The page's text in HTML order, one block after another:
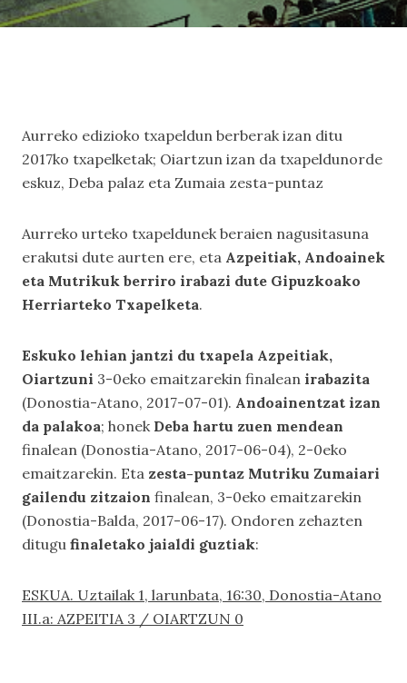
Aurreko edizioko txapeldun berberak izan ditu
2017ko txapelketak; Oiartzun izan da txapeldunorde
eskuz, Deba palaz eta Zumaia zesta-puntaz
Aurreko urteko txapeldunek beraien nagusitasuna
erakutsi dute aurten ere, eta Azpeitiak, Andoainek
eta Mutrikuk berriro irabazi dute Gipuzkoako
Herriarteko Txapelketa.
Eskuko lehian jantzi du txapela Azpeitiak,
Oiartzuni 3-0eko emaitzarekin finalean irabazita
(Donostia-Atano, 2017-07-01). Andoainentzat izan
da palakoa; honek Deba hartu zuen mendean
finalean (Donostia-Atano, 2017-06-04), 2-0eko
emaitzarekin. Eta zesta-puntaz Mutriku Zumaiari
gailendu zitzaion finalean, 3-0eko emaitzarekin
(Donostia-Balda, 2017-06-17). Ondoren zehazten
ditugu finaletako jaialdi guztiak:
ESKUA. Uztailak 1, larunbata, 16:30, Donostia-Atano
III.a: AZPEITIA 3 / OIARTZUN 0